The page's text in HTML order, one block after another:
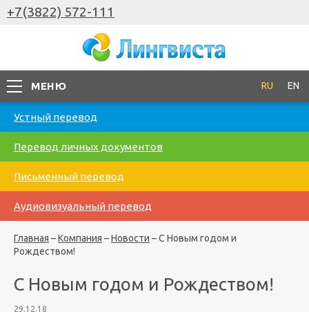
+7(3822) 572-111
МЕНЮ RU EN
Устный перевод
Перевод личных документов
Письменный перевод
Аудиовизуальный перевод
Главная –Компания –Новости –С Новым годом и
Рождеством!
С Новым годом и Рождеством!
29.12.18